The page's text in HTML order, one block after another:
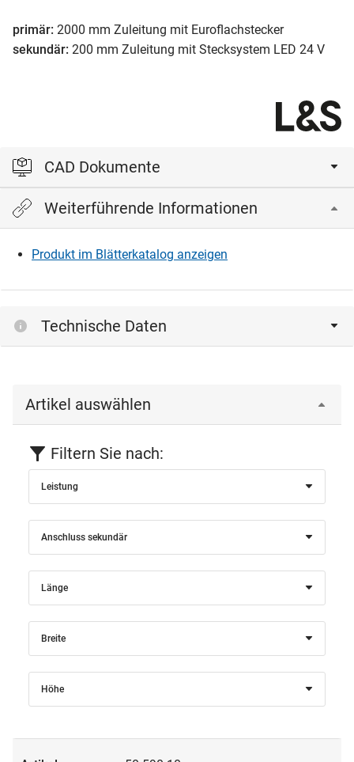
primär: 2000 mm Zuleitung mit Euroflachstecker
sekundär: 200 mm Zuleitung mit Stecksystem LED 24 V
CAD Dokumente
Bitte einloggen, um die CAD‑Dateien anzeigen und
herunterladen zu können.
Einloggen
Weiterführende Informationen
Produkt im Blätterkatalog anzeigen
Technische Daten
Artikel auswählen
Filtern Sie nach:
Leistung
Anschluss sekundär
Länge
Breite
Höhe